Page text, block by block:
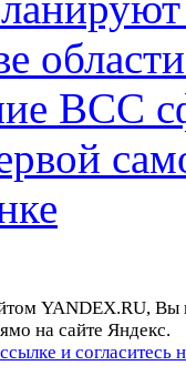
ВСС
YANDEX.RU, Вы
на сайте Яндекс.
и согласитесь